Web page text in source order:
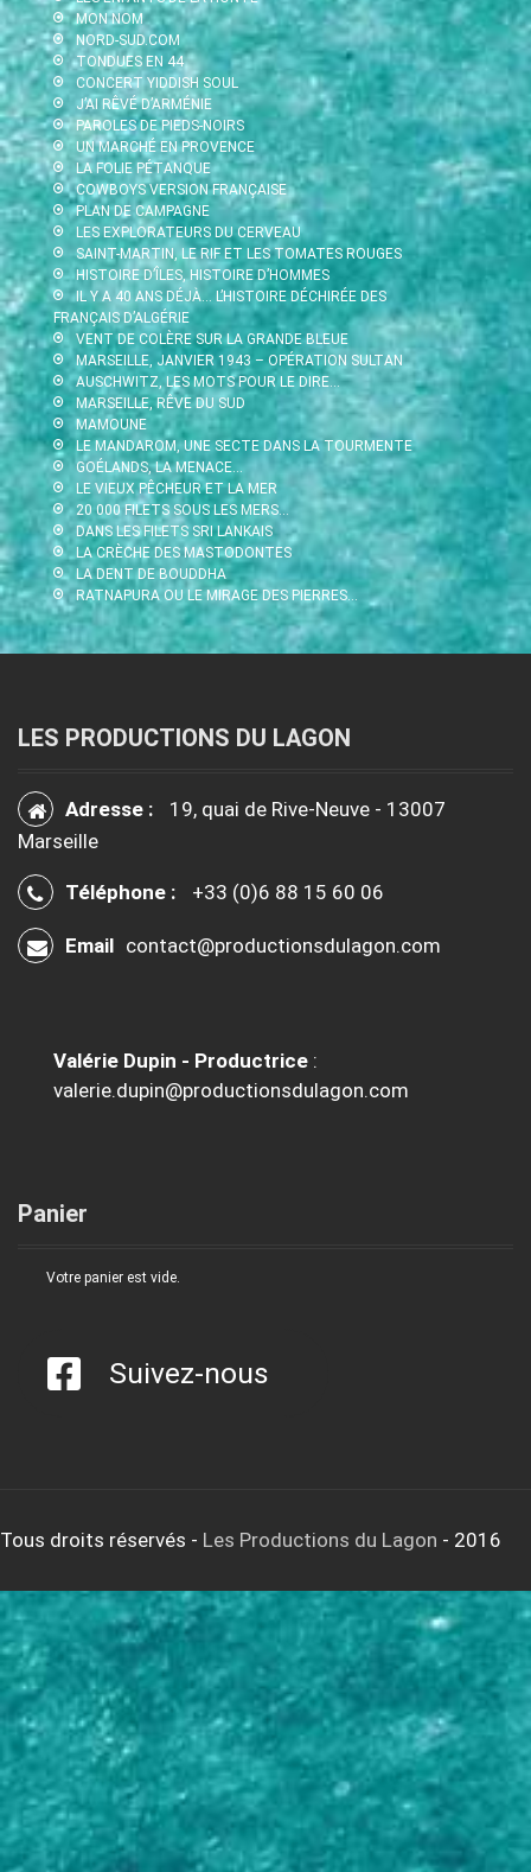
MON NOM
NORD-SUD.COM
TONDUES EN 44
CONCERT YIDDISH SOUL
J’AI RÊVÉ D’ARMÉNIE
PAROLES DE PIEDS-NOIRS
UN MARCHÉ EN PROVENCE
LA FOLIE PÉTANQUE
COWBOYS VERSION FRANÇAISE
PLAN DE CAMPAGNE
LES EXPLORATEURS DU CERVEAU
SAINT-MARTIN, LE RIF ET LES TOMATES ROUGES
HISTOIRE D’ÎLES, HISTOIRE D’HOMMES
IL Y A 40 ANS DÉJÀ… L’HISTOIRE DÉCHIRÉE DES
FRANÇAIS D’ALGÉRIE
VENT DE COLÈRE SUR LA GRANDE BLEUE
MARSEILLE, JANVIER 1943 – OPÉRATION SULTAN
AUSCHWITZ, LES MOTS POUR LE DIRE…
MARSEILLE, RÊVE DU SUD
MAMOUNE
LE MANDAROM, UNE SECTE DANS LA TOURMENTE
GOÉLANDS, LA MENACE…
LE VIEUX PÊCHEUR ET LA MER
20 000 FILETS SOUS LES MERS…
DANS LES FILETS SRI LANKAIS
LA CRÈCHE DES MASTODONTES
LA DENT DE BOUDDHA
RATNAPURA OU LE MIRAGE DES PIERRES…
LES PRODUCTIONS DU LAGON
Adresse :
19, quai de Rive-Neuve - 13007
Marseille
Téléphone : +33 (0)6 88 15 60 06
Email contact@productionsdulagon.com
Valérie Dupin - Productrice :
valerie.dupin@productionsdulagon.com
Panier
Votre panier est vide.
Suivez-nous
Tous droits réservés - Les Productions du Lagon - 2016